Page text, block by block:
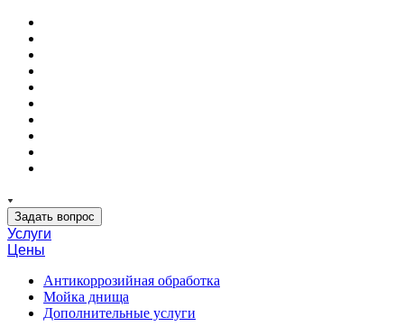
Задать вопрос
Услуги
Цены
Антикоррозийная обработка
Мойка днища
Дополнительные услуги